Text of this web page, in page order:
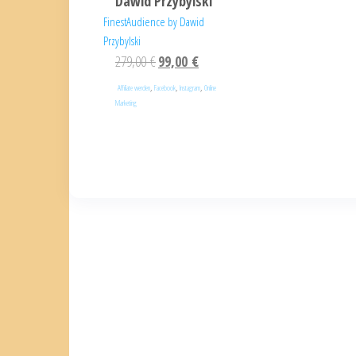
FinestAudience by Dawid
Przybylski
279,00€99,00 €
Affiliate werden, Facebook, Instagram, Online
Marketing